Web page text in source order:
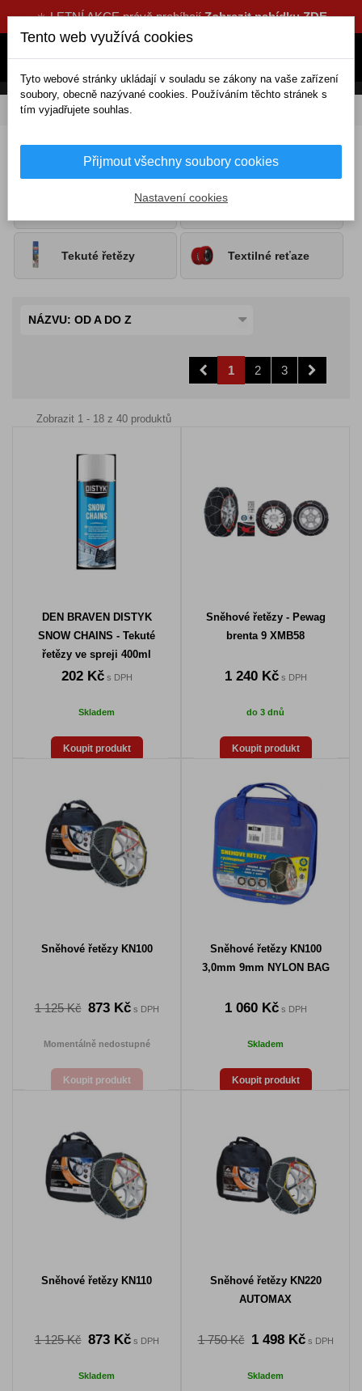
☀️ LETNÍ AKCE právě probíhajíZobrazit nabídku ZDE
DOMOV Exteriérové doplňky
Sněhové řetězy
Kovové řetězy
Tekuté řetězy Textilné reťaze
NÁZVU: OD A DO Z
1 2 3
Zobrazit 1 - 18 z 40 produktů
DEN BRAVEN DISTYK
SNOW CHAINS - Tekuté
řetězy ve spreji 400ml
202 Kčs DPH
Skladem
Koupit produkt
Sněhové řetězy - Pewag
brenta 9 XMB58
1 240 Kčs DPH
do 3 dnů
Koupit produkt
Sněhové řetězy KN100
1 125 Kč 873 Kčs DPH
Momentálně nedostupné
Koupit produkt
Sněhové řetězy KN100
3,0mm 9mm NYLON BAG
1 060 Kčs DPH
Skladem
Koupit produkt
Sněhové řetězy KN110
1 125 Kč 873 Kčs DPH
Skladem
Sněhové řetězy KN220
AUTOMAX
1 750 Kč 1 498 Kčs DPH
Skladem
Tento web využívá cookies
Tyto webové stránky ukládají v souladu se zákony na vaše zařízení
soubory, obecně nazývané cookies. Používáním těchto stránek s
tím vyjadřujete souhlas.
Přijmout všechny soubory cookies
Nastavení cookies